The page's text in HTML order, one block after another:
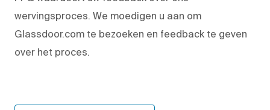
wervingsproces. We moedigen u aan om
Glassdoor.com te bezoeken en feedback te geven
over het proces.